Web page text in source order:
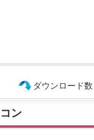
ダウンロード数
ン